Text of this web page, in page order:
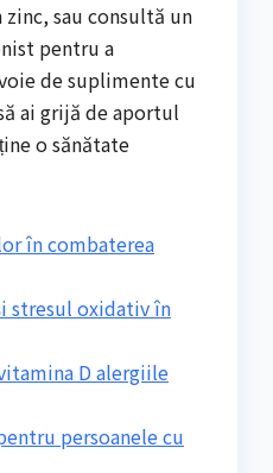
sau consultă un
pentru a
de suplimente cu
ai grijă de aportul
o sănătate
în combaterea
stresul oxidativ în
D alergiile
persoanele cu